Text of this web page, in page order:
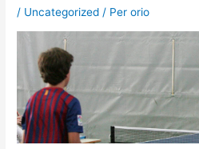
/ Uncategorized / Per orio